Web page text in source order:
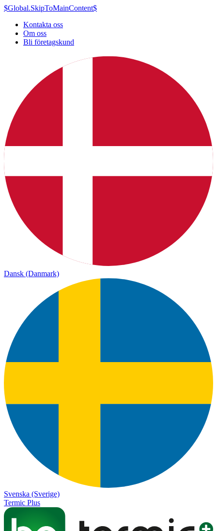
$Global.SkipToMainContent$
Kontakta oss
Om oss
Bli företagskund
Dansk (Danmark)
Svenska (Sverige)
Termic Plus